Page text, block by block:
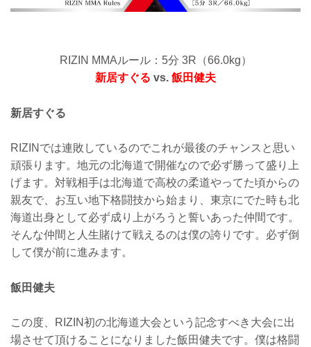
RIZIN MMAルール：5分 3R（66.0kg）
新居すぐる vs. 飯田健夫
新居すぐる
RIZINでは連敗しているのでこれが最後のチャンスと思い
頑張ります。地元の北海道で開催なので必ず勝って盛り上
げます。対戦相手は北海道で高校の柔道やってた頃からの
親友で、お互い地下格闘技から始まり、東京にでた時も北
海道出身として必ず成り上がろうと誓いあった仲間です。
そんな仲間と人生賭けて戦えるのは僕の誇りです。必ず倒
して僕が前に進みます。
飯田健夫
この度、RIZIN初の北海道大会という記念すべき大会に出
場させて頂けることになりました飯田健夫です。僕は格闘